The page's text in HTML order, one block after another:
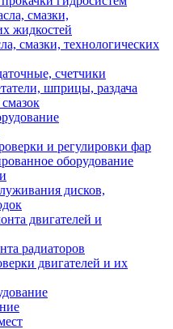
смазки,
жидкостей
смазки, технологических
счетчики
шприцы, раздача
и регулировки фар
оборудование
дисков,
двигателей и
радиаторов
двигателей и их